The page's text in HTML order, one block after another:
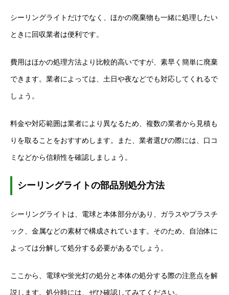
シーリングライトだけでなく、ほかの廃棄物も一緒に処理したい
ときに回収業者は便利です。
費用はほかの処理方法より比較的高いですが、素早く簡単に廃棄
できます。業者によっては、土日や夜などでも対応してくれるで
しょう。
料金や対応範囲は業者により異なるため、複数の業者から見積も
りを取ることをおすすめします。また、業者選びの際には、口コ
ミなどから信頼性を確認しましょう。
シーリングライトの部品別処分方法
シーリングライトは、電球と本体部分があり、ガラスやプラスチ
ック、金属などの素材で構成されています。そのため、自治体に
よっては分解して処分する必要があるでしょう。
ここから、電球や蛍光灯の処分と本体の処分する際の注意点を解
説します。処分時には、ぜひ確認してみてください。